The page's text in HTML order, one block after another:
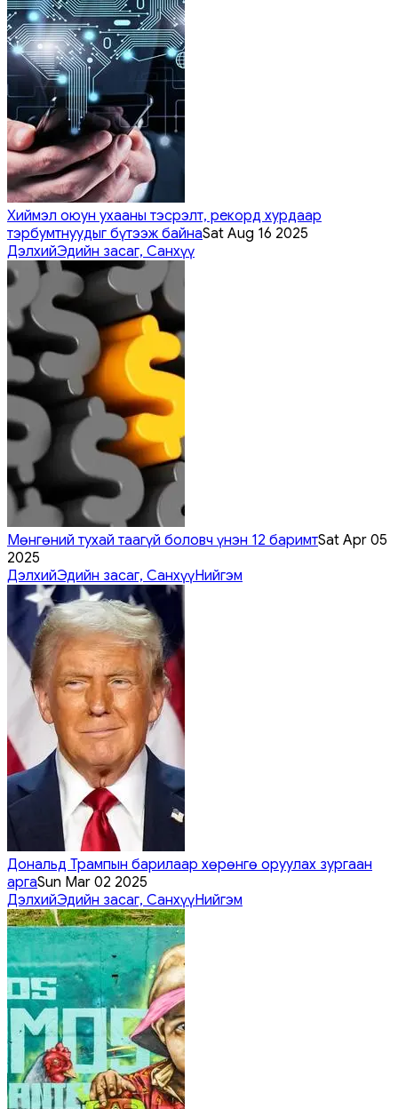
Хиймэл оюун ухааны тэсрэлт, рекорд хурдаар
тэрбумтнуудыг бүтээж байнаSat Aug 16 2025
ДэлхийЭдийн засаг, Санхүү
Мөнгөний тухай таагүй боловч үнэн 12 баримтSat Apr 05
2025
ДэлхийЭдийн засаг, СанхүүНийгэм
Дональд Трампын барилаар хөрөнгө оруулах зургаан
аргаSun Mar 02 2025
ДэлхийЭдийн засаг, СанхүүНийгэм